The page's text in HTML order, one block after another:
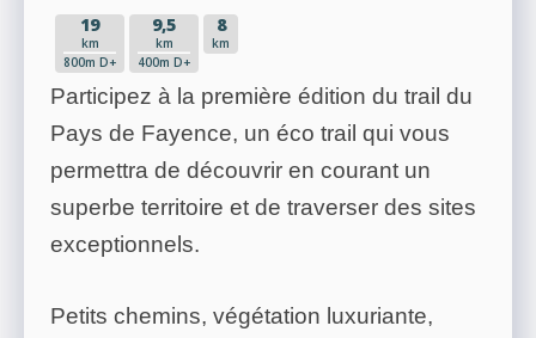
19
km
800m D+
9,5
km
400m D+
8
km
Participez à la première édition du trail du
Pays de Fayence, un éco trail qui vous
permettra de découvrir en courant un
superbe territoire et de traverser des sites
exceptionnels.
Petits chemins, végétation luxuriante,